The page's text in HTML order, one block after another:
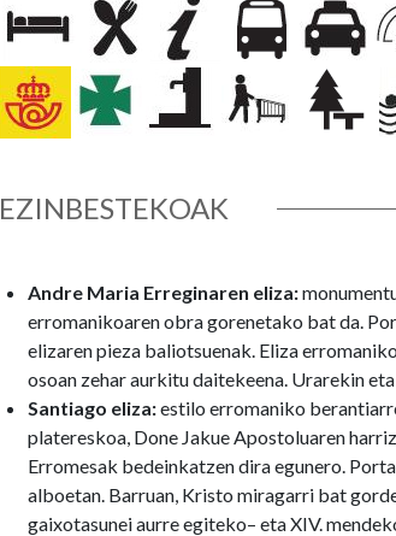
EZINBESTEKOAK
Andre Maria Erreginaren eliza:
erromanikoaren obra gorenetako bat da.
elizaren pieza baliotsuenak. Eliza
osoan zehar aurkitu daitekeena. Urarekin
Santiago eliza:estilo erromaniko
platereskoa, Done Jakue Apostoluaren
Erromesak bedeinkatzen dira egunero.
alboetan. Barruan, Kristo miragarri bat
gaixotasunei aurre egiteko– eta XIV.